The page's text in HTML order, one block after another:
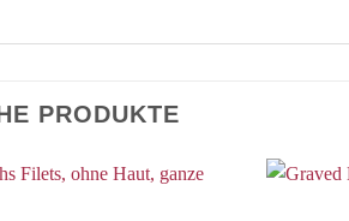
PRODUKTE